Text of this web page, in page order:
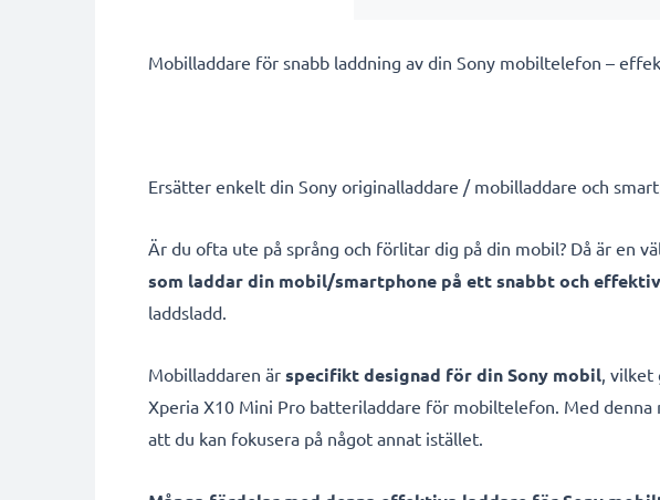
Mobilladdare för snabb laddning av din Sony mobiltelefon –
Ersätter enkelt din Sony originalladdare / mobilladdare och
Är du ofta ute på språng och förlitar dig på din mobil? Då är en
som laddar din mobil/smartphone på ett snabbt och
laddsladd.
Mobilladdaren är specifikt designad för din Sony mobil, vilket
Xperia X10 Mini Pro batteriladdare för mobiltelefon. Med denna
att du kan fokusera på något annat istället.